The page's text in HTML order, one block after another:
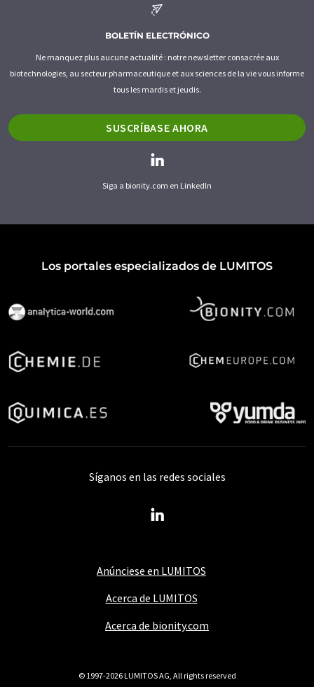
BOLETÍN ELECTRÓNICO
Ne manquez plus aucune actualité : notre newsletter consacrée aux
biotechnologies, au secteur pharmaceutique et aux sciences de la vie vous informe
tous les mardis et jeudis.
SUSCRÍBASE AHORA
Siga a bionity.com en LinkedIn
Los portales especializados de LUMITOS
Anúnciese en LUMITOS
Acerca de LUMITOS
Acerca de bionity.com
Síganos en las redes sociales
© 1997-2026 LUMITOS AG, All rights reserved